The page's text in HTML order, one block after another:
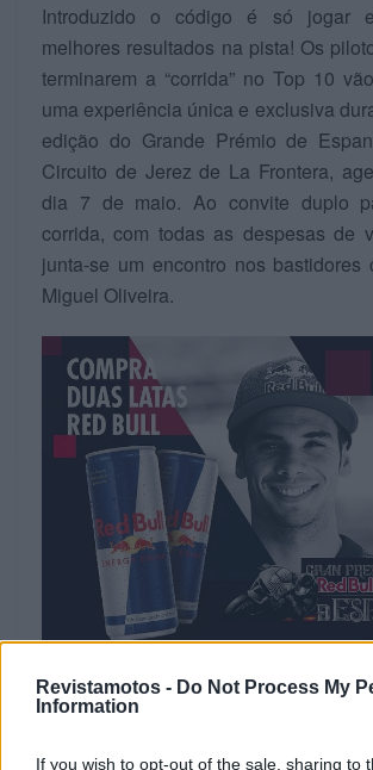
Revistamotos - Do Not Process My
Information
If you wish to opt-out of the sale, sharing to
Introduzido o código é só jogar
melhores resultados na pista! Os
terminarem a “corrida” no Top 10
uma experiência única e exclusiva
edição do Grande Prémio de
Circuito de Jerez de La Frontera,
dia 7 de maio. Ao convite duplo
corrida, com todas as despesas de
junta-se um encontro nos bastidores
Miguel Oliveira.